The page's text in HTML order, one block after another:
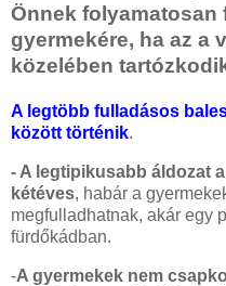
Önnek folyamatosan
gyermekére, ha az a
közelében
A legtöbb fulladásos
között történik.
- A legtipikusabb áldozat
kétéves, habár a
megfulladhatnak, akár egy
fürdőkádban.
-A gyermekek nem